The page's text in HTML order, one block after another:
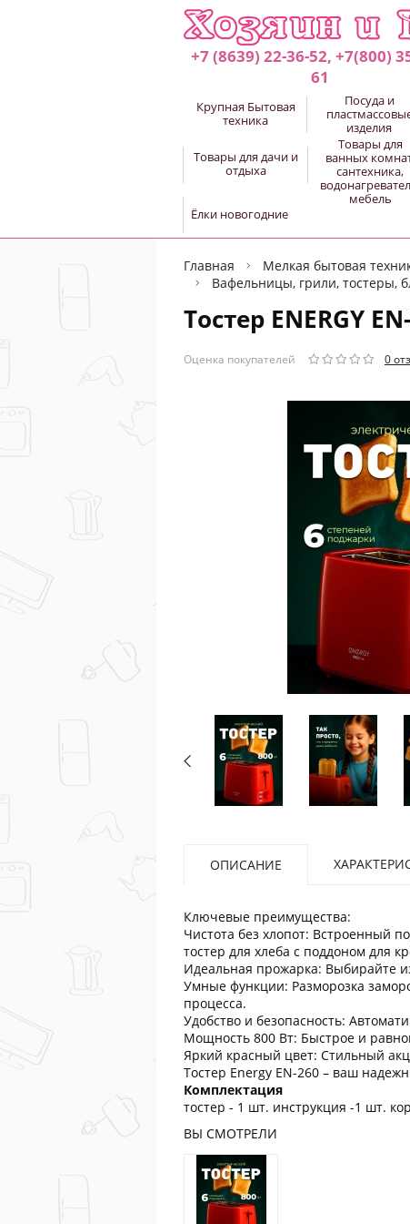
+7 (8639) 22-36-52, +7(800)
61
Крупная Бытовая
техника
Посуда и
изделия
Товары для дачи и
отдыха
Товары для
ванных
сантехника,
мебель
Ёлки новогодние
Главная
Мелкая бытовая
Вафельницы, грили, тостеры,
Тостер ENERGY
Оценка покупателей 0
ОПИСАНИЕ
Ключевые преимущества:
Чистота без хлопот: Встроенный
тостер для хлеба с поддоном для
Идеальная прожарка: Выбирайте
Умные функции: Разморозка
процесса.
Удобство и безопасность:
Мощность 800 Вт: Быстрое и
Яркий красный цвет: Стильный
Тостер Energy EN-260 – ваш
Комплектация
тостер - 1 шт. инструкция -1 шт.
ВЫ СМОТРЕЛИ